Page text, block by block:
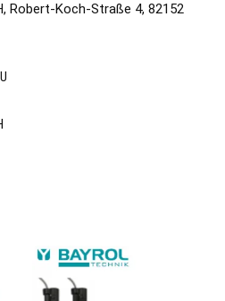
Robert-Koch-Straße 4, 82152